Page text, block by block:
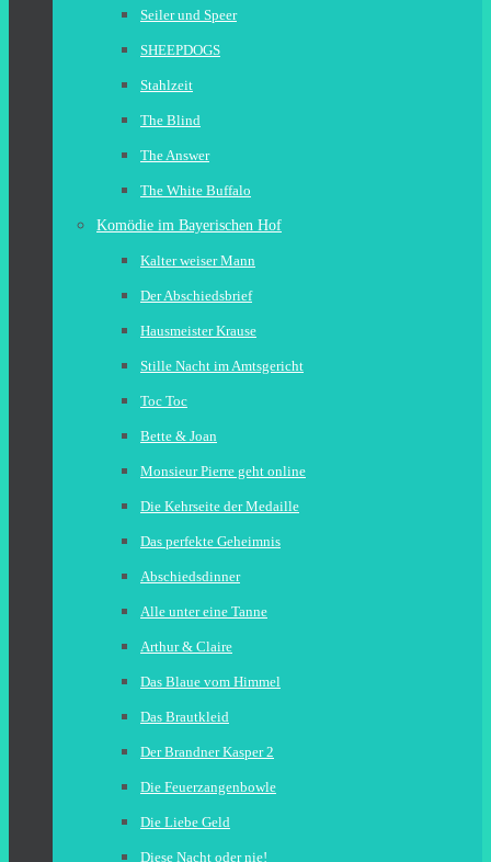
Seiler und Speer
SHEEPDOGS
Stahlzeit
The Blind
The Answer
The White Buffalo
Komödie im Bayerischen Hof
Kalter weiser Mann
Der Abschiedsbrief
Hausmeister Krause
Stille Nacht im Amtsgericht
Toc Toc
Bette & Joan
Monsieur Pierre geht online
Die Kehrseite der Medaille
Das perfekte Geheimnis
Abschiedsdinner
Alle unter eine Tanne
Arthur & Claire
Das Blaue vom Himmel
Das Brautkleid
Der Brandner Kasper 2
Die Feuerzangenbowle
Die Liebe Geld
Diese Nacht oder nie!